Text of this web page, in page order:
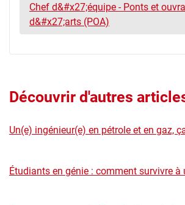
Chef d&#x27;équipe - Ponts et
d&#x27;arts (POA)
Découvrir d'autres
Un(e) ingénieur(e) en pétrole et en gaz,
Étudiants en génie : comment survivre à